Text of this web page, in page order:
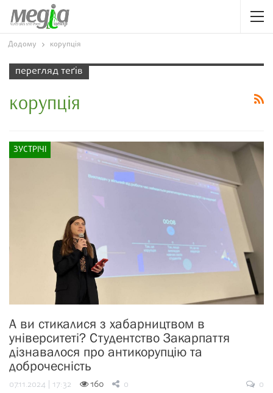
Додому корупція
перегляд теґів
корупція
ЗУСТРІЧІ
А ви стикалися з хабарництвом в
університеті? Студентство Закарпаття
дізнавалося про антикорупцію та
доброчесність
07.11.2024 | 17:32 160 0
0